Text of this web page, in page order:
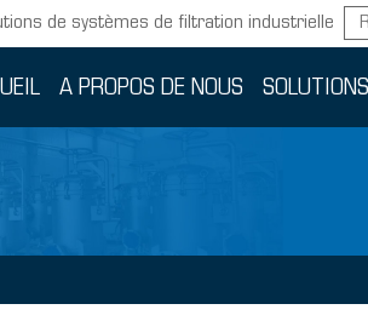
de systèmes de filtration industrielle
A PROPOS DE NOUS SOLUTIONS